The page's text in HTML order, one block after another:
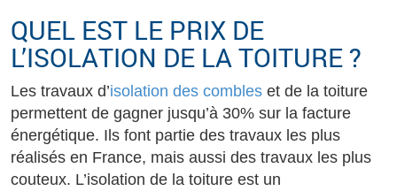
QUEL EST LE PRIX DE
L’ISOLATION DE LA TOITURE ?
Les travaux d’isolation des combles et de la toiture
permettent de gagner jusqu’à 30% sur la facture
énergétique. Ils font partie des travaux les plus
réalisés en France, mais aussi des travaux les plus
couteux. L’isolation de la toiture est un